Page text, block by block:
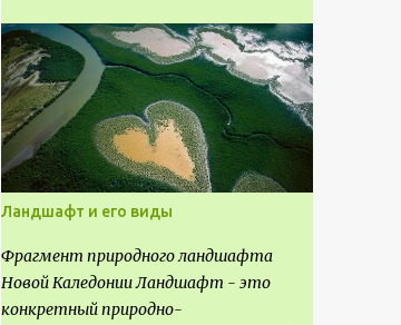
Ландшафт и его виды
Фрагмент природного ландшафта
Новой Каледонии Ландшафт - это
конкретный природно-